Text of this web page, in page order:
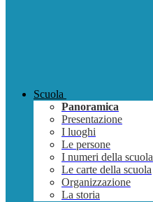
Scuola
Panoramica
Presentazione
I luoghi
Le persone
I numeri della scuola
Le carte della scuola
Organizzazione
La storia